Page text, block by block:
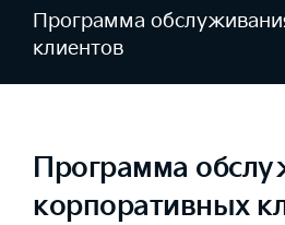
Программа
клиентов
Программа
корпоративных